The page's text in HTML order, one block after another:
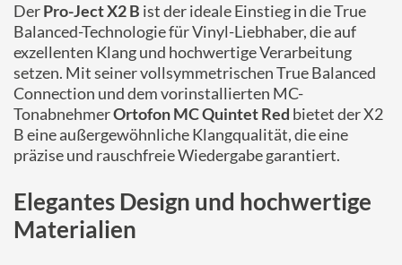
DerPro-Ject X2 B ist der ideale Einstieg in die True
Balanced-Technologie für Vinyl-Liebhaber, die auf
exzellenten Klang und hochwertige Verarbeitung
setzen. Mit seiner vollsymmetrischen True Balanced
Connection und dem vorinstallierten MC-
TonabnehmerOrtofon MC Quintet Red bietet der X2
B eine außergewöhnliche Klangqualität, die eine
präzise und rauschfreie Wiedergabe garantiert.
Elegantes Design und hochwertige
Materialien